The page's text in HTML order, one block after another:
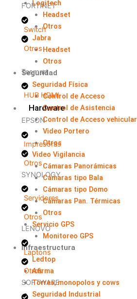
FORTINET
Switch
Otros
Tesmart
HUB HDMI
Hardware
EPSON
Impresoras
Otros
SYNOLOGY
Servidores
Otros
LENOVO
Laptons
Otros
SOFTWARE
Logitech
Headset
Otros
Jabra
Headset
Otros
Seguridad
Seguridad Física
Control de Acceso
Control de Asistencia
Control de Acceso vehicular
Video Portero
Otros
Video Vigilancia
Cámaras Panorámicas
Cámaras tipo Bala
Cámaras tipo Domo
Cámaras Pan. Térmicas
Otros
Servicio GPS
Monitoreo GPS
Infraestructura
Ledtop
Afirma
Torres, monopolos y cows
Seguridad Industrial